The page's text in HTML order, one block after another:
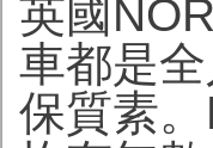
英國
車都是
保質素